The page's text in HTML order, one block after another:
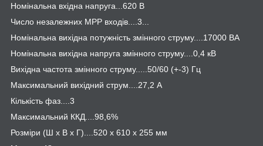
Номінальна вхідна напруга...620 В
Число незалежних MPP входів....3...
Номінальна вихідна потужність змінного струму....17000 ВА
Номінальна вихідна напруга змінного струму....0,4 кВ
Вихідна частота змінного струму.....50/60 (+-3) Гц
Максимальний вихідний струм....27,2 А
Кількість фаз....3
Максимальний ККД....98,6%
Розміри (Ш х В х Г)....520 x 610 x 255 мм